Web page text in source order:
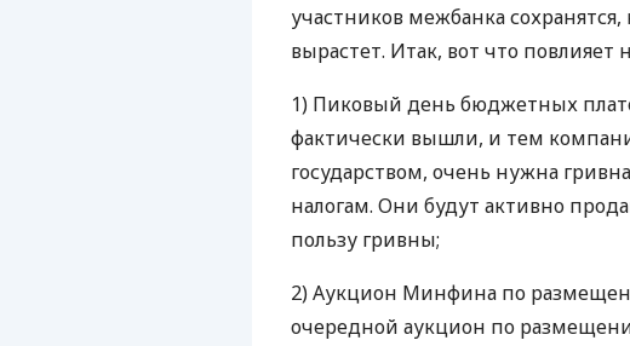
участников межбанка
вырастет. Итак, вот что повлияет
1) Пиковый день бюджетных
фактически вышли, и тем
государством, очень нужна
налогам. Они будут активно
пользу гривны;
2) Аукцион Минфина по
очередной аукцион по